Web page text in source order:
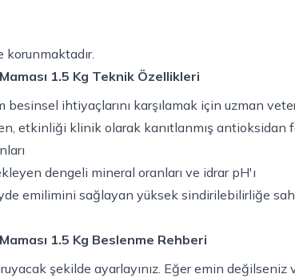
1.5 Kg Teknik Özellikleri
besinsel ihtiyaçlarını karşılamak için uzman
etkinliği klinik olarak kanıtlanmış antioksidan
dengeli mineral oranları ve idrar pH'ı
emilimini sağlayan yüksek sindirilebilirliğe
1.5 Kg Beslenme Rehberi
şekilde ayarlayınız. Eğer emin değilseniz